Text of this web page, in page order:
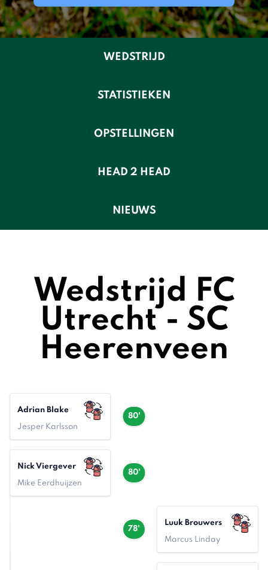
WEDSTRIJD
STATISTIEKEN
OPSTELLINGEN
HEAD 2 HEAD
NIEUWS
Wedstrijd FC
Utrecht - SC
Heerenveen
80'
Adrian Blake
Jesper Karlsson
80'
Nick Viergever
Mike Eerdhuijzen
78'
Luuk Brouwers
Marcus Linday